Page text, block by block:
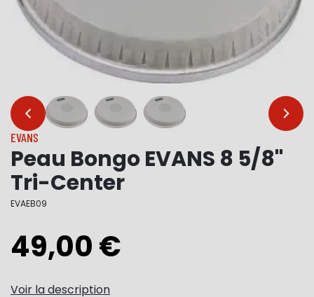
… …
EVANS
Peau Bongo EVANS 8 5/8"
Tri-Center
EVAEB09
49,00 €
Voir la description